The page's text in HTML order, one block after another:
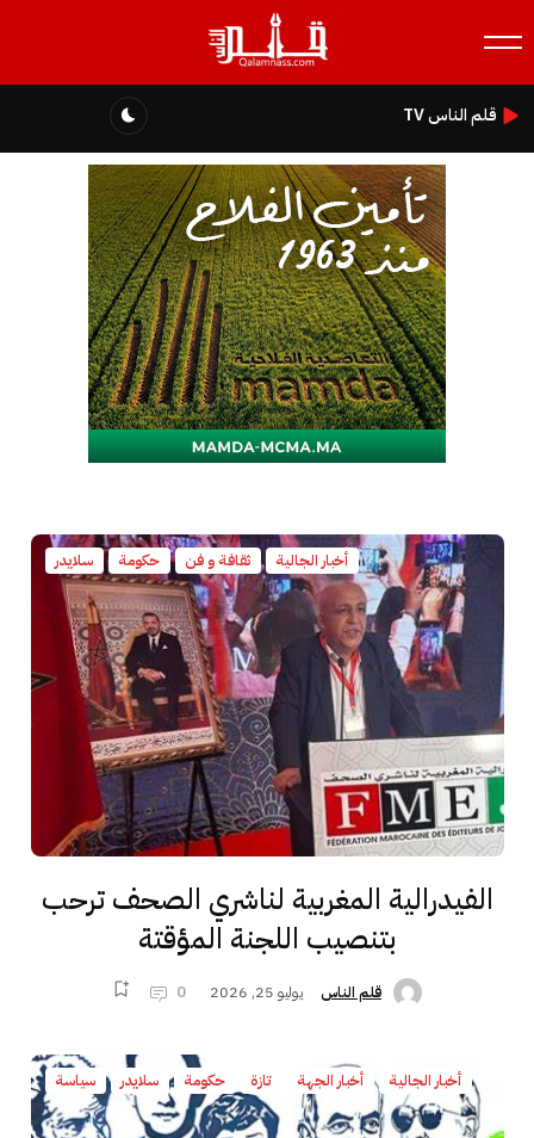
قلم الناس TV
أخبار الجالية ثقافة و فن حكومة سلايدر
الفيدرالية المغربية لناشري الصحف ترحب
بتنصيب اللجنة المؤقتة
قلم الناس يوليو 25, 2026 0
أخبار الجالية أخبار الجهة تازة حكومة سلايدر سياسة